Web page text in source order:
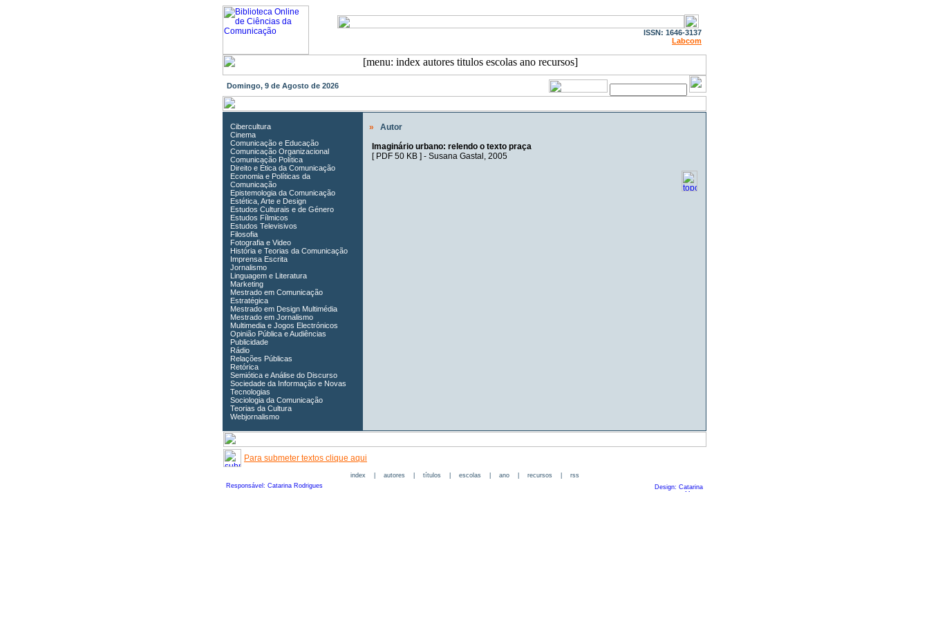
ISSN: 1646-3137
Labcom
Domingo, 9 de Agosto de 2026
Cibercultura
Cinema
Comunicação e Educação
Comunicação Organizacional
Comunicação Política
Direito e Ética da Comunicação
Economia e Políticas da
Comunicação
Epistemologia da Comunicação
Estética, Arte e Design
Estudos Culturais e de Género
Estudos Fílmicos
Estudos Televisivos
Filosofia
Fotografia e Video
História e Teorias da Comunicação
Imprensa Escrita
Jornalismo
Linguagem e Literatura
Marketing
Mestrado em Comunicação
Estratégica
Mestrado em Design Multimédia
Mestrado em Jornalismo
Multimedia e Jogos Electrónicos
Opinião Pública e Audiências
Publicidade
Rádio
Relações Públicas
Retórica
Semiótica e Análise do Discurso
Sociedade da Informação e Novas
Tecnologias
Sociologia da Comunicação
Teorias da Cultura
Webjornalismo
»
Autor
Imaginário urbano: relendo o texto praça
[ PDF 50 KB] - Susana Gastal , 2005
Para submeter textos clique aqui
index| autores| títulos| escolas| ano| recursos| rss